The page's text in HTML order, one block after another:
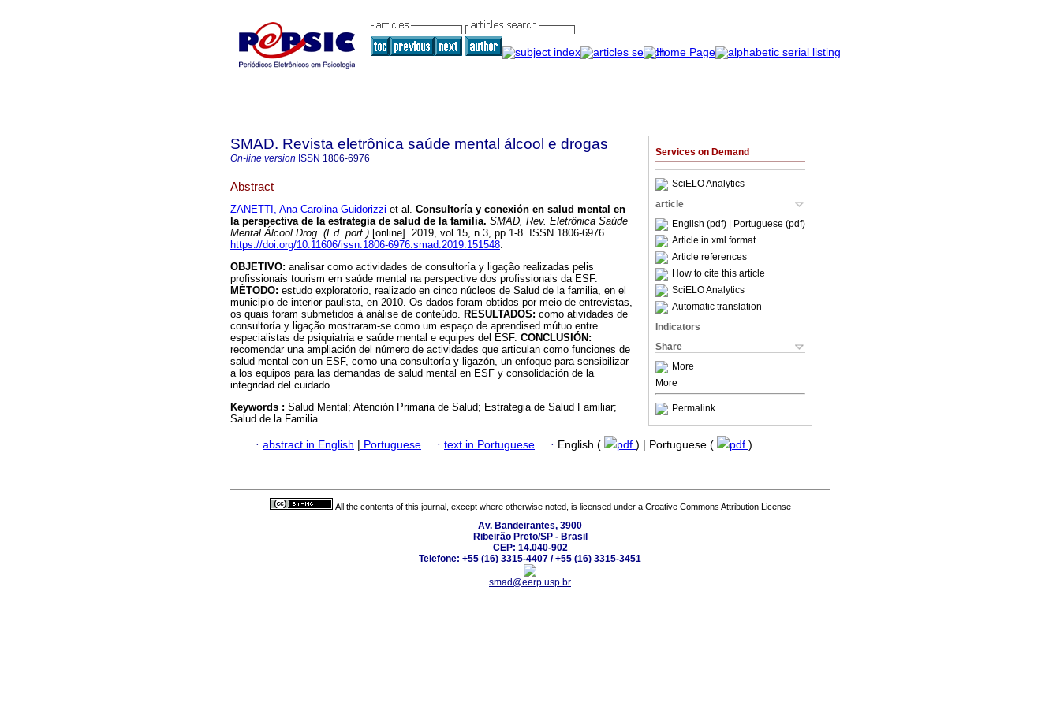
Services on Demand
SciELO Analytics
article
English (pdf)
| Portuguese (pdf)
Article in xml format
Article references
How to cite this article
SciELO Analytics
Automatic translation
Indicators
Share
More
More
Permalink
SMAD. Revista eletrônica saúde mental álcool e drogas
On-line version ISSN 1806-6976
Abstract
ZANETTI, Ana Carolina Guidorizzi et al. Consultoría y conexión en salud mental en
la perspectiva de la estrategia de salud de la familia. SMAD, Rev. Eletrônica Saúde
Mental Álcool Drog. (Ed. port.) [online]. 2019, vol.15, n.3, pp.1-8. ISSN 1806-6976.
https://doi.org/10.11606/issn.1806-6976.smad.2019.151548.
OBJETIVO: analisar como actividades de consultoría y ligação realizadas pelis
profissionais tourism em saúde mental na perspective dos profissionais da ESF.
MÉTODO: estudo exploratorio, realizado en cinco núcleos de Salud de la familia, en el
municipio de interior paulista, en 2010. Os dados foram obtidos por meio de entrevistas,
os quais foram submetidos à análise de conteúdo. RESULTADOS: como atividades de
consultoría y ligação mostraram-se como um espaço de aprendised mútuo entre
especialistas de psiquiatria e saúde mental e equipes del ESF. CONCLUSIÓN:
recomendar una ampliación del número de actividades que articulan como funciones de
salud mental con un ESF, como una consultoría y ligazón, un enfoque para sensibilizar
a los equipos para las demandas de salud mental en ESF y consolidación de la
integridad del cuidado.
Keywords : Salud Mental; Atención Primaria de Salud; Estrategia de Salud Familiar;
Salud de la Familia.
· abstract in English | Portuguese · text in Portuguese · English ( pdf ) | Portuguese ( pdf )
All the contents of this journal, except where otherwise noted, is licensed under a Creative Commons Attribution License
Av. Bandeirantes, 3900
Ribeirão Preto/SP - Brasil
CEP: 14.040-902
Telefone: +55 (16) 3315-4407 / +55 (16) 3315-3451
smad@eerp.usp.br